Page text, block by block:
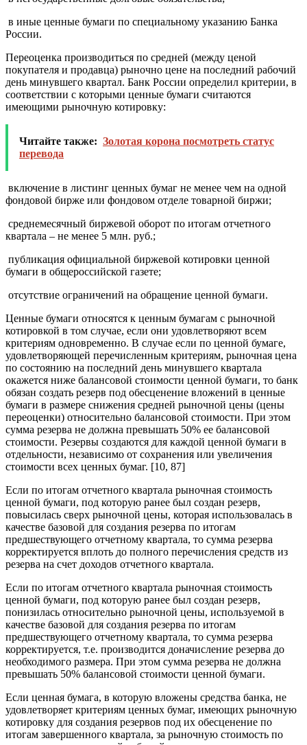
­ в иные ценные бумаги по специальному указанию Банка
России.
Переоценка производиться по средней (между ценой
покупателя и продавца) рыночно цене на последний рабочий
день минувшего квартал. Банк России определил критерии, в
соответствии с которыми ценные бумаги считаются
имеющими рыночную котировку:
Читайте также: Золотая корона посмотреть статус
перевода
­ включение в листинг ценных бумаг не менее чем на одной
фондовой бирже или фондовом отделе товарной биржи;
­ среднемесячный биржевой оборот по итогам отчетного
квартала – не менее 5 млн. руб.;
­ публикация официальной биржевой котировки ценной
бумаги в общероссийской газете;
­ отсутствие ограничений на обращение ценной бумаги.
Ценные бумаги относятся к ценным бумагам с рыночной
котировкой в том случае, если они удовлетворяют всем
критериям одновременно. В случае если по ценной бумаге,
удовлетворяющей перечисленным критериям, рыночная цена
по состоянию на последний день минувшего квартала
окажется ниже балансовой стоимости ценной бумаги, то банк
обязан создать резерв под обесценение вложений в ценные
бумаги в размере снижения средней рыночной цены (цены
переоценки) относительно балансовой стоимости. При этом
сумма резерва не должна превышать 50% ее балансовой
стоимости. Резервы создаются для каждой ценной бумаги в
отдельности, независимо от сохранения или увеличения
стоимости всех ценных бумаг. [10, 87]
Если по итогам отчетного квартала рыночная стоимость
ценной бумаги, под которую ранее был создан резерв,
повысилась сверх рыночной цены, которая использовалась в
качестве базовой для создания резерва по итогам
предшествующего отчетному квартала, то сумма резерва
корректируется вплоть до полного перечисления средств из
резерва на счет доходов отчетного квартала.
Если по итогам отчетного квартала рыночная стоимость
ценной бумаги, под которую ранее был создан резерв,
понизилась относительно рыночной цены, используемой в
качестве базовой для создания резерва по итогам
предшествующего отчетному квартала, то сумма резерва
корректируется, т.е. производится доначисление резерва до
необходимого размера. При этом сумма резерва не должна
превышать 50% балансовой стоимости ценной бумаги.
Если ценная бумага, в которую вложены средства банка, не
удовлетворяет критериям ценных бумаг, имеющих рыночную
котировку для создания резервов под их обесценение по
итогам завершенного квартала, за рыночную стоимость по